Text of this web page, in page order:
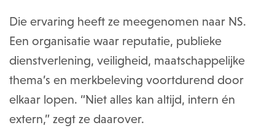
Die ervaring heeft ze meegenomen naar NS.
Een organisatie waar reputatie, publieke
dienstverlening, veiligheid, maatschappelijke
thema’s en merkbeleving voortdurend door
elkaar lopen. “Niet alles kan altijd, intern én
extern,” zegt ze daarover.